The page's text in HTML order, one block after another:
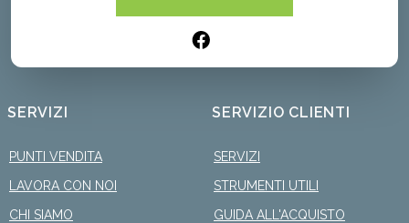
SERVIZI
PUNTI VENDITA
LAVORA CON NOI
CHI SIAMO
SERVIZIO CLIENTI
SERVIZI
STRUMENTI UTILI
GUIDA ALL'ACQUISTO